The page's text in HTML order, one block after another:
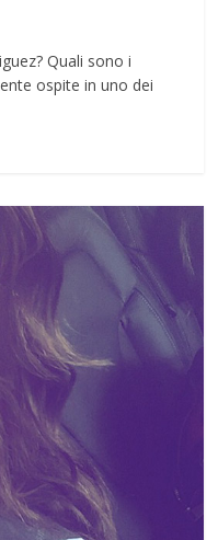
Quali sono i
ospite in uno dei